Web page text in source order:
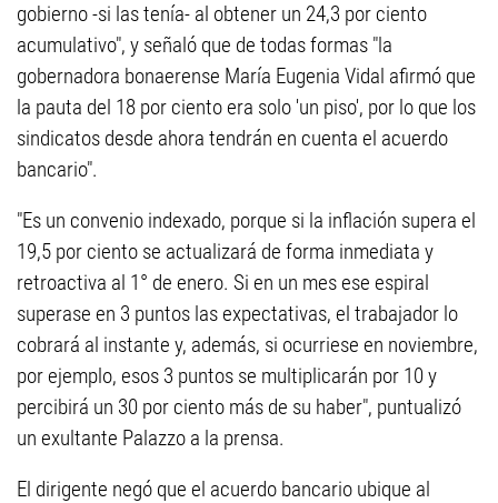
gobierno -si las tenía- al obtener un 24,3 por ciento
acumulativo", y señaló que de todas formas "la
gobernadora bonaerense María Eugenia Vidal afirmó que
la pauta del 18 por ciento era solo 'un piso', por lo que los
sindicatos desde ahora tendrán en cuenta el acuerdo
bancario".
"Es un convenio indexado, porque si la inflación supera el
19,5 por ciento se actualizará de forma inmediata y
retroactiva al 1° de enero. Si en un mes ese espiral
superase en 3 puntos las expectativas, el trabajador lo
cobrará al instante y, además, si ocurriese en noviembre,
por ejemplo, esos 3 puntos se multiplicarán por 10 y
percibirá un 30 por ciento más de su haber", puntualizó
un exultante Palazzo a la prensa.
El dirigente negó que el acuerdo bancario ubique al